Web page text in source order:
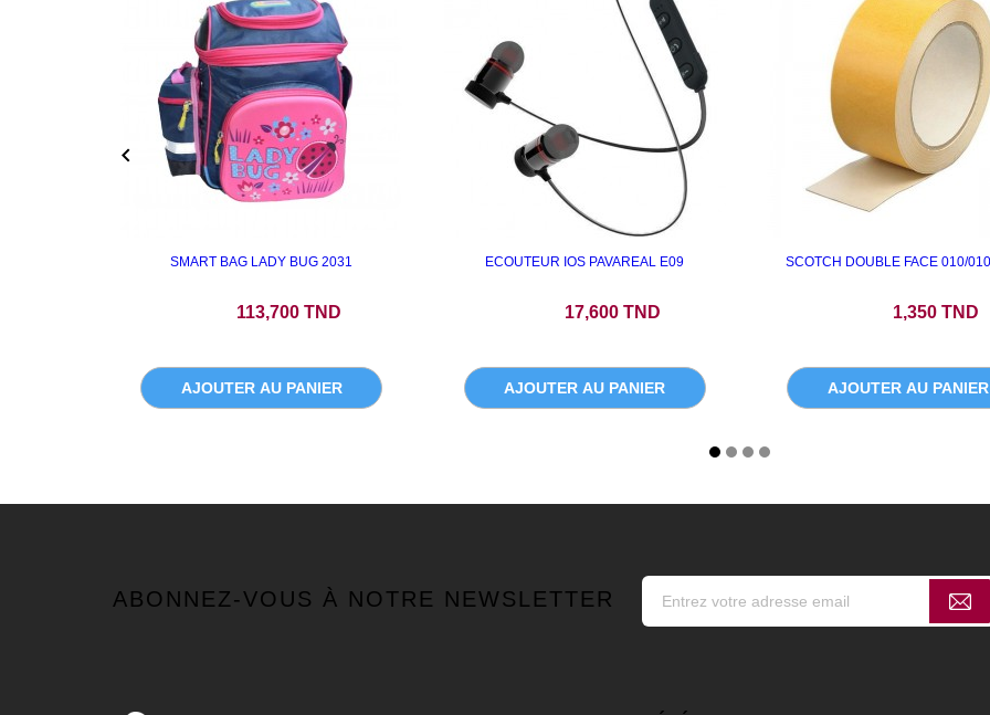
SMART BAG LADY BUG 2031
113,700 TND
AJOUTER AU PANIER
ECOUTEUR IOS PAVAREAL E09
17,600 TND
AJOUTER AU PANIER
SCOTCH DOUBLE FACE 010/
1,350 TND
AJOUTER AU PANIER

ABONNEZ-VOUS À NOTRE NEWSLETTER